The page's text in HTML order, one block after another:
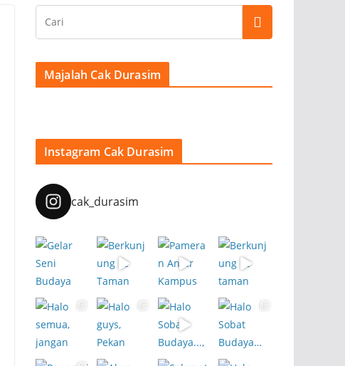
Majalah Cak Durasim
Instagram Cak Durasim
cak_durasim